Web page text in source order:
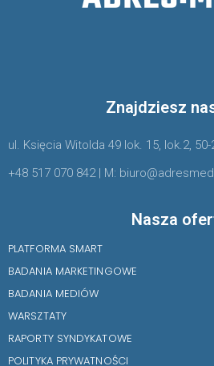
Znajdziesz
ul. Księcia Witolda 49 lok. 15, lok.2, 50-
+48 517 070 842 | M:
Nasza
PLATFORMA SMART
BADANIA MARKETINGOWE
BADANIA MEDIÓW
WARSZTATY
RAPORTY SYNDYKATOWE
POLITYKA PRYWATNOŚCI